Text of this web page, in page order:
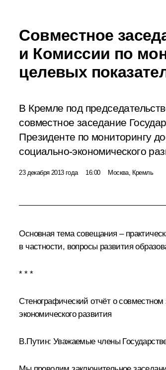
Совместное
и Комиссии по
целевых
В Кремле под
совместное заседание
Президенте по мониторингу
социально-экономического
23 декабря 2013 года 16:00 Москва, Кремль
Основная тема совещания –
в частности, вопросы развития
* * *
Стенографический отчёт о
экономического развития
В.Путин: Уважаемые члены